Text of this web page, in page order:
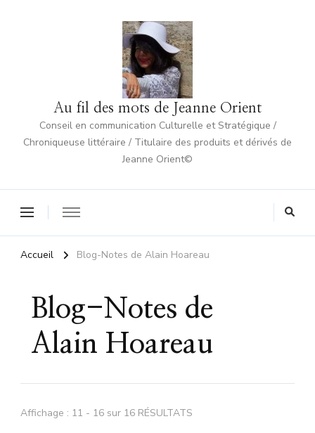
Au fil des mots de Jeanne Orient
Conseil en communication Culturelle et Stratégique /
Chroniqueuse littéraire / Titulaire des produits et dérivés de
Jeanne Orient©
Accueil Blog-Notes de Alain Hoareau
Blog-Notes de
Alain Hoareau
Affichage : 11 - 16 sur 16 RÉSULTATS